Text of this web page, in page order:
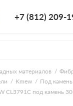
+7 (812) 209-
материалов
Kmew
Под камень
CL3791C под камень